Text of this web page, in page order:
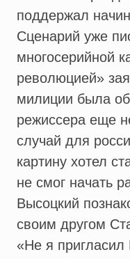
поддержал
Сценарий уже
многосерийной
революцией»
милиции была
режиссера еще
случай для
картину хотел
не смог начать
Высоцкий
своим другом
«Не я пригласил